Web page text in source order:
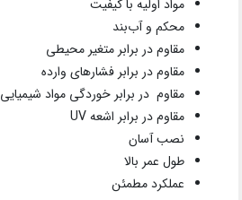
مواد اولیه با کیفیت
محکم و آب‌بند
مقاوم در برابر متغیر محیطی
مقاوم در برابر فشارهای وارده
مقاوم در برابر خوردگی مواد شیمیایی
مقاوم در برابر اشعه UV
نصب آسان
طول عمر بالا
عملکرد مطمئن